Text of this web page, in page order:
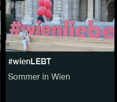
#wienLEBT
Sommer in Wien